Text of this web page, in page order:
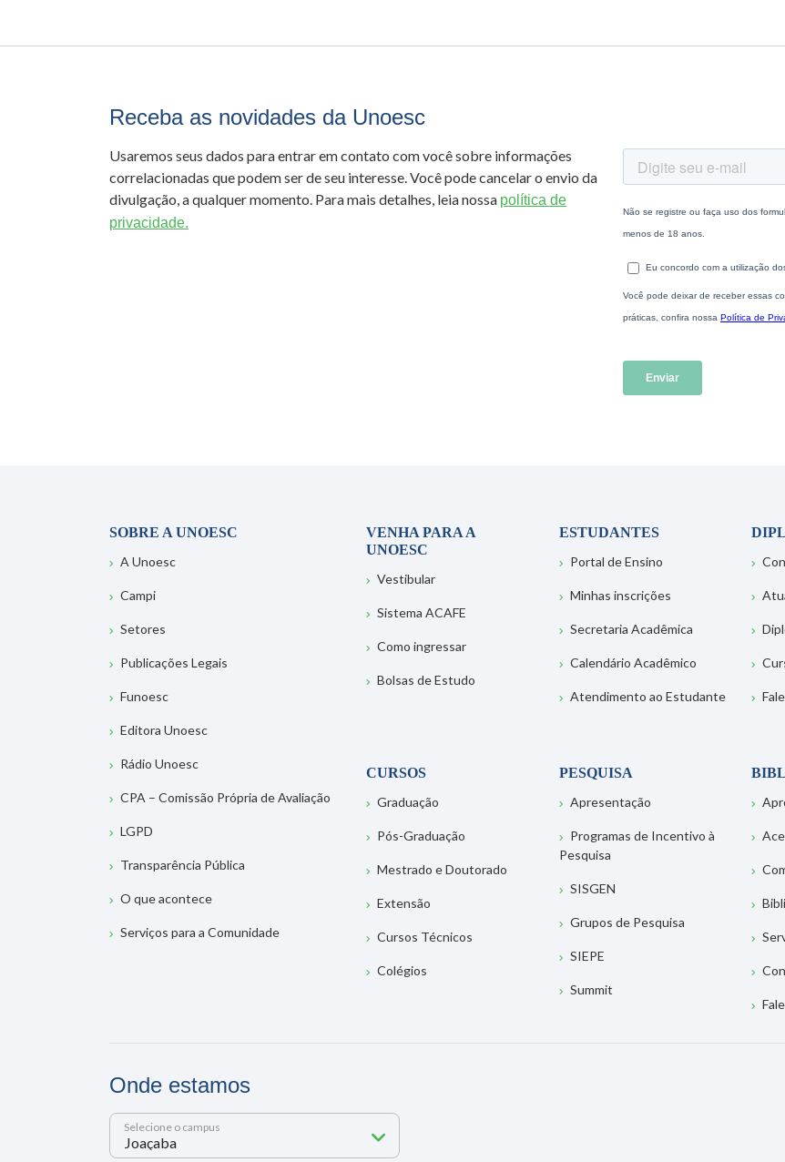
Receba as novidades da Unoesc
Usaremos seus dados para entrar em contato com você sobre informações
correlacionadas que podem ser de seu interesse. Você pode cancelar o envio da
divulgação, a qualquer momento. Para mais detalhes, leia nossa política de
privacidade.
SOBRE A UNOESC
A Unoesc
Campi
Setores
Publicações Legais
Funoesc
Editora Unoesc
Rádio Unoesc
CPA – Comissão Própria de Avaliação
LGPD
Transparência Pública
O que acontece
Serviços para a Comunidade
VENHA PARA A
UNOESC
Vestibular
Sistema ACAFE
Como ingressar
Bolsas de Estudo
ESTUDANTES
Portal de Ensino
Minhas inscrições
Secretaria Acadêmica
Calendário Acadêmico
Atendimento ao Estudante
CURSOS
Graduação
Pós-Graduação
Mestrado e Doutorado
Extensão
Cursos Técnicos
Colégios
PESQUISA
Apresentação
Programas de Incentivo à
Pesquisa
SISGEN
Grupos de Pesquisa
SIEPE
Summit
Onde estamos
Selecione o campus